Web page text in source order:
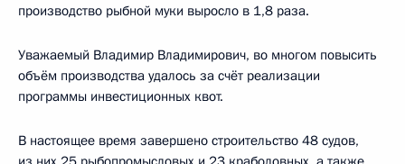
производство рыбной муки выросло в 1,8 раза.
Уважаемый Владимир Владимирович, во многом повысить
объём производства удалось за счёт реализации
программы инвестиционных квот.
В настоящее время завершено строительство 48 судов,